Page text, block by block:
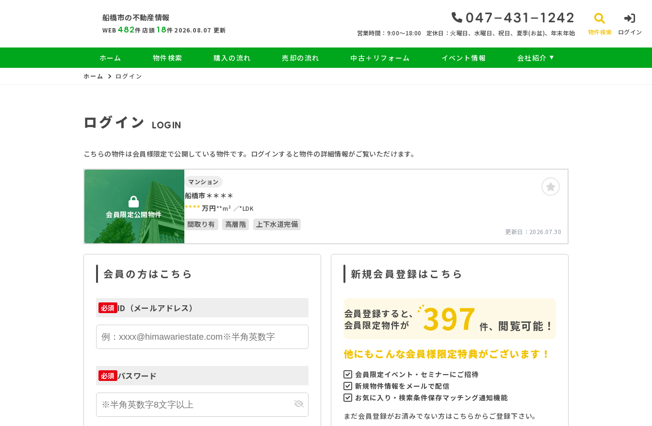
船橋市の不動産情報
WEB 482件 店頭 18件 2026.08.07 更新 047‐431‐1242
営業時間：9:00〜18:00 定休日：火曜日、水曜日、祝日、夏季(お盆)、年末年始 物件検索 ログイン
ホーム 物件検索 購入の流れ 売却の流れ 中古＋リフォーム イベント情報 会社紹介
ホーム ログイン
ログイン LOGIN
こちらの物件は会員様限定で公開している物件です。ログインすると物件の詳細情報がご覧いただけます。
会員限定公開物件
マンション
船橋市＊＊＊＊
**** 万円**m² *LDK
間取り有 高層階 上下水道完備
更新日： 2026.07.30
会員の方はこちら
必須 ID（メールアドレス）
必須 パスワード
新規会員登録はこちら
会員登録すると、
会員限定物件が
397 件、 閲覧可能！
他にもこんな会員様限定特典がございます！
会員限定イベント・セミナーにご招待
新規物件情報をメールで配信
お気に入り・検索条件保存マッチング通知機能
まだ会員登録がお済みでない方はこちらからご登録下さい。